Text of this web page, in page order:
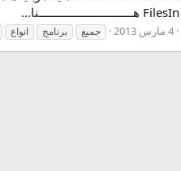
4 مارس 2013 جميع برنامج انواع